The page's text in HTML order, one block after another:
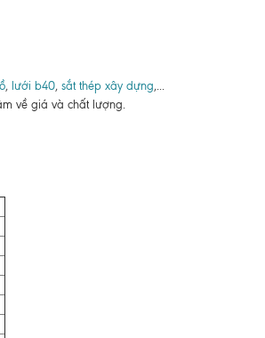
, lưới b40, sắt thép xây dựng,...
về giá và chất lượng.